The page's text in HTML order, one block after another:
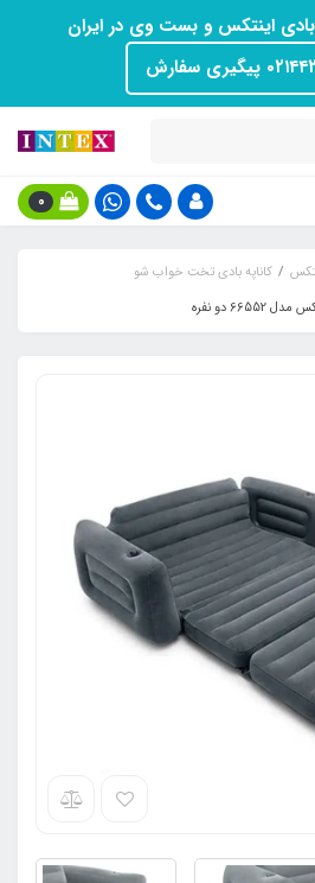
اینتکس و بست وی در ایران
سفارش
0
کاناپه بادی تخت خواب شو
دو نفره